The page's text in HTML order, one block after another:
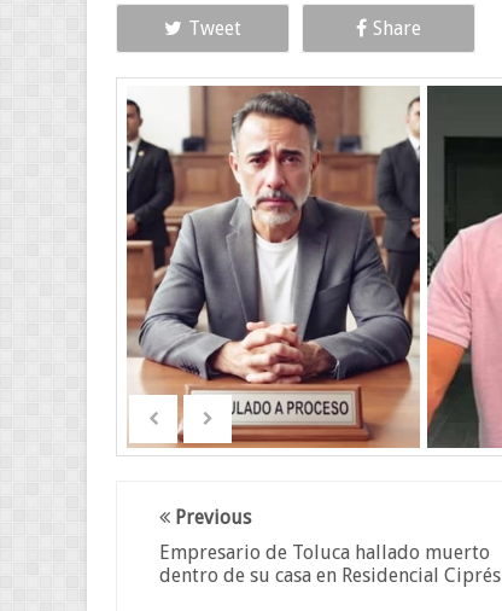
Tweet Share
Previous
Empresario de Toluca hallado muerto
dentro de su casa en Residencial Ciprés